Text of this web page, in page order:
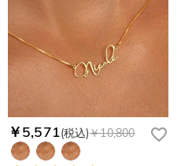
￥5,571(税込)￥10,800